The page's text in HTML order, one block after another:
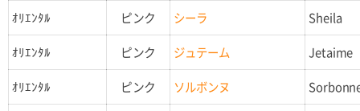
ｵﾘｴﾝﾀﾙ
ピンク シーラ
Sheila
ｵﾘｴﾝﾀﾙ
ピンク ジュテーム
Jetaime
ｵﾘｴﾝﾀﾙ
ピンク ソルボンヌ